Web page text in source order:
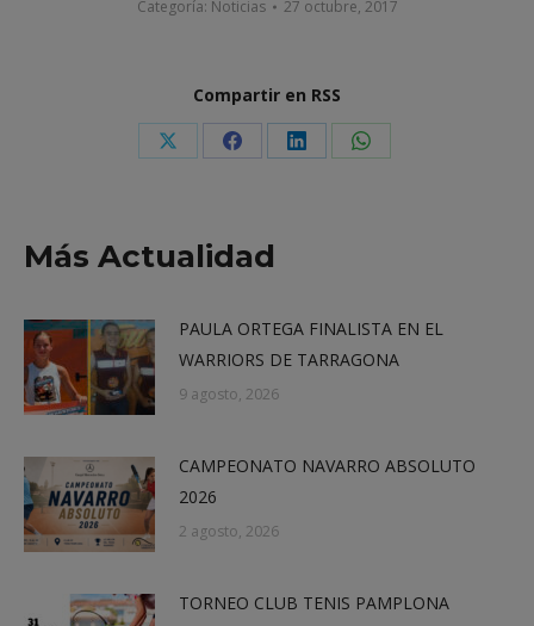
Categoría: Noticias 27 octubre, 2017
Compartir en RSS
Share Share Share Share
Más Actualidad
PAULA ORTEGA FINALISTA EN EL
WARRIORS DE TARRAGONA
9 agosto, 2026
CAMPEONATO NAVARRO ABSOLUTO
2026
2 agosto, 2026
TORNEO CLUB TENIS PAMPLONA